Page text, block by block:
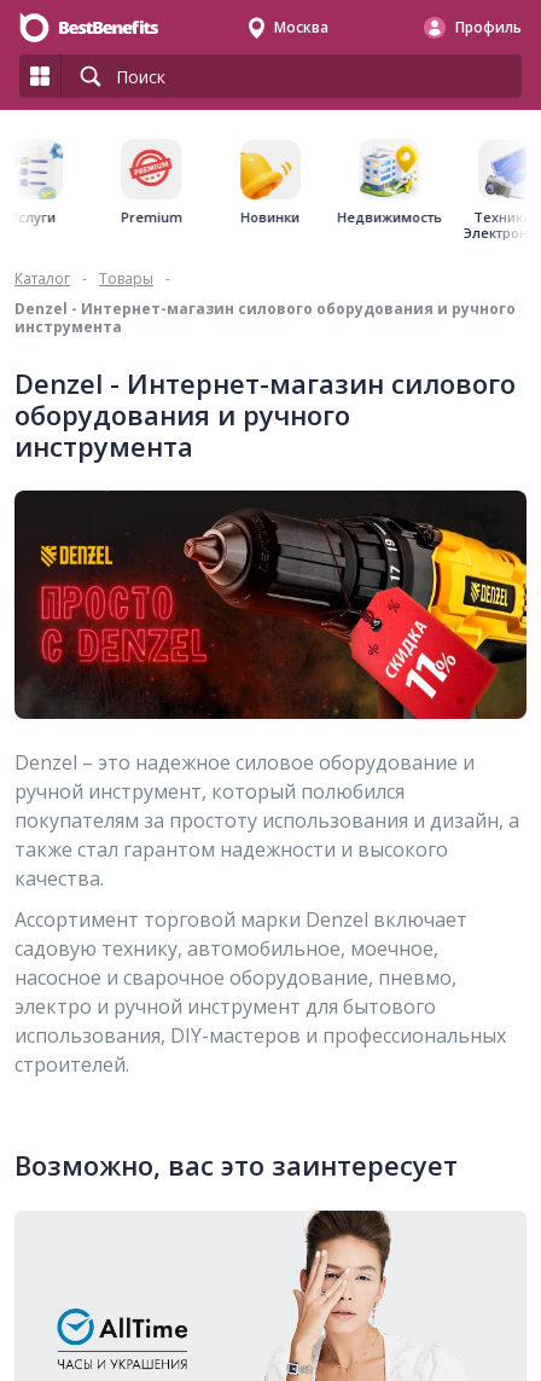
Москва Профиль
Услуги Premium Новинки Недвижимость
Техника
Каталог - Товары
-
Denzel - Интернет-магазин силового оборудования и ручного
инструмента
Denzel - Интернет-магазин силового
оборудования и ручного
инструмента
Denzel – это надежное силовое оборудование и
ручной инструмент, который полюбился
покупателям за простоту использования и дизайн, а
также стал гарантом надежности и высокого
качества.
Ассортимент торговой марки Denzel включает
садовую технику, автомобильное, моечное,
насосное и сварочное оборудование, пневмо,
электро и ручной инструмент для бытового
использования, DIY-мастеров и профессиональных
строителей.
Возможно, вас это заинтересует